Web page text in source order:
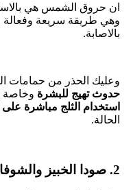
ان حروق الشمس هي
وهي طريقة سريعة
بالاصابة.
وعليك الحذر من حمامات
حدوث تهيج للبشرة وخاصة
استخدام الثلج مباشرة
الحالة.
2. صودا الخبيز والشوفان: